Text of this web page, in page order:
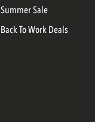
Summer Sale
Back To Work Deals